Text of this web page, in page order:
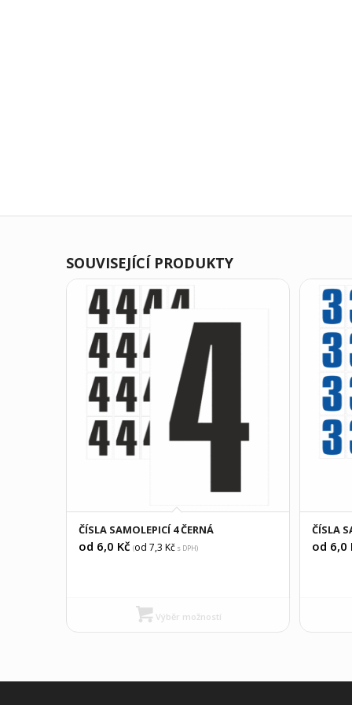
SOUVISEJÍCÍ PRODUKTY
ČÍSLA SAMOLEPICÍ 4 ČERNÁ
od 6,0 Kč (od 7,3 Kčs DPH)
Výběr možností
ČÍSLA
od 6,0